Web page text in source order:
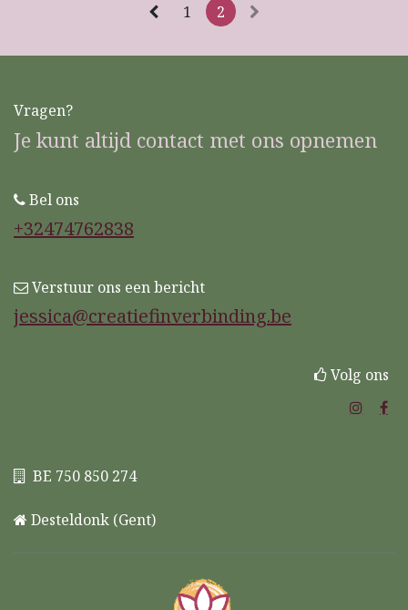
1 2
Vragen?
Je kunt altijd contact met ons opnemen
Bel ons
+32474762838
Verstuur ons een bericht
jessica@creatiefinverbinding.be
Volg ons
BE 750 850 274
Desteldonk (Gent)